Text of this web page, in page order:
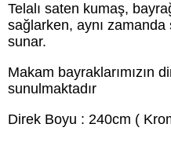
Telalı saten kumaş,
sağlarken, aynı
sunar.
Makam bayraklarımızın
sunulmaktadır
Direk Boyu : 240cm (